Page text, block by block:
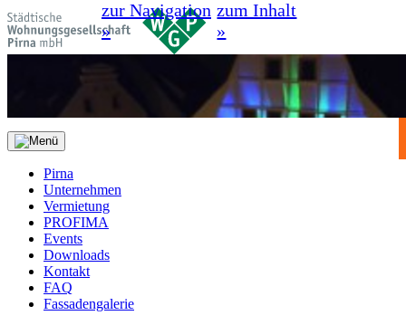
zur Navigation
»
zum Inhalt
»
Pirna
Unternehmen
Vermietung
PROFIMA
Events
Downloads
Kontakt
FAQ
Fassadengalerie